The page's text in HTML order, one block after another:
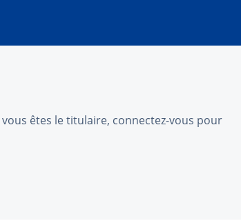
êtes le titulaire, connectez-vous pour